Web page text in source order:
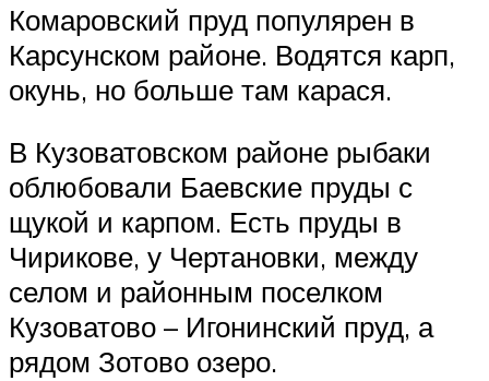
Комаровский пруд популярен в
Карсунском районе. Водятся карп,
окунь, но больше там карася.
В Кузоватовском районе рыбаки
облюбовали Баевские пруды с
щукой и карпом. Есть пруды в
Чирикове, у Чертановки, между
селом и районным поселком
Кузоватово – Игонинский пруд, а
рядом Зотово озеро.